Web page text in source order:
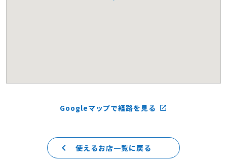
Googleマップで経路を見る launch
使えるお店一覧に戻る
keyboard_arrow_left